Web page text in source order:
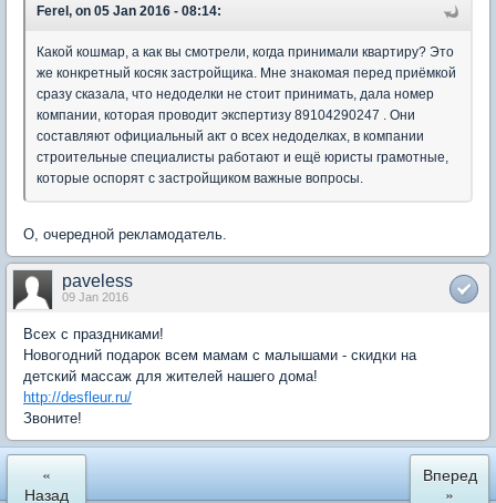
Ferel, on 05 Jan 2016 - 08:14:
Какой кошмар, а как вы смотрели, когда принимали квартиру? Это
же конкретный косяк застройщика. Мне знакомая перед приёмкой
сразу сказала, что недоделки не стоит принимать, дала номер
компании, которая проводит экспертизу 89104290247 . Они
составляют официальный акт о всех недоделках, в компании
строительные специалисты работают и ещё юристы грамотные,
которые оспорят с застройщиком важные вопросы.
О, очередной рекламодатель.
paveless
09 Jan 2016
Всех с праздниками!
Новогодний подарок всем мамам с малышами - скидки на
детский массаж для жителей нашего дома!
http://desfleur.ru/
Звоните!
«
Назад
Вперед
»